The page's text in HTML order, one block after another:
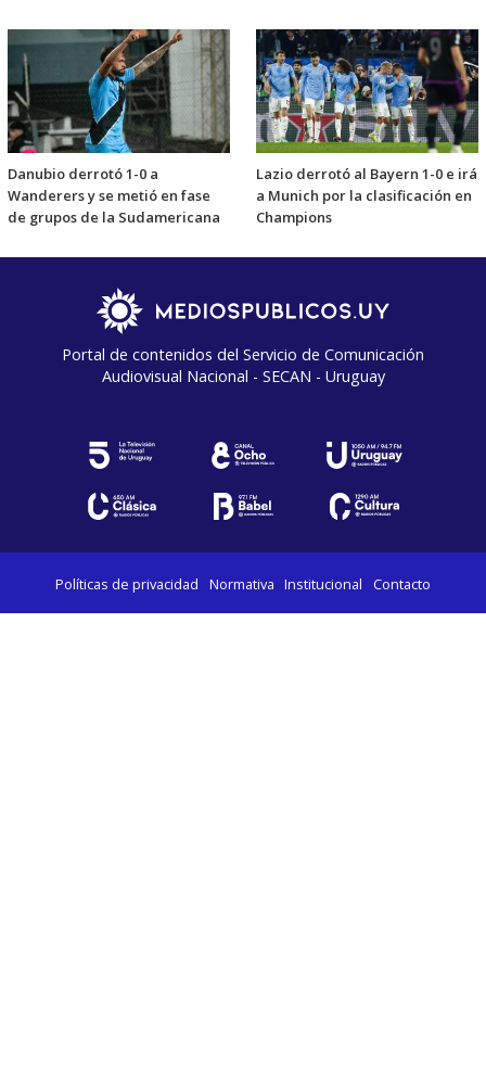
Danubio derrotó 1-0 a
Wanderers y se metió en fase
de grupos de la Sudamericana
Lazio derrotó al Bayern 1-0 e irá
a Munich por la clasificación en
Champions
Portal de contenidos del Servicio de Comunicación
Audiovisual Nacional - SECAN - Uruguay
Políticas de privacidad Normativa Institucional Contacto